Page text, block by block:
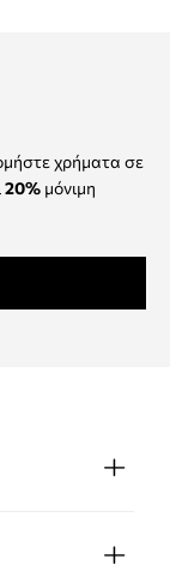
χρήματα σε
20% μόνιμη